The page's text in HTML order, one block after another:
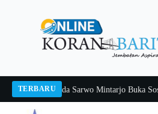
TERBARU
2026Pj Sekda Sarwo Mintarjo Buka